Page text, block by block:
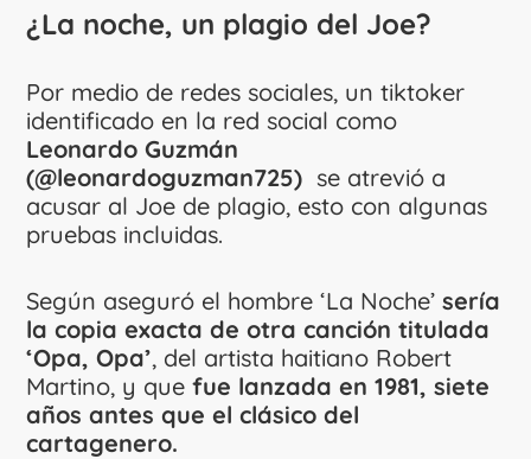
¿La noche, un plagio del Joe?
Por medio de redes sociales, un tiktoker
identificado en la red social como
Leonardo Guzmán
(@leonardoguzman725) se atrevió a
acusar al Joe de plagio, esto con algunas
pruebas incluidas.
Según aseguró el hombre ‘La Noche’sería
la copia exacta de otra canción titulada
‘Opa, Opa’, del artista haitiano Robert
Martino, y que fue lanzada en 1981, siete
años antes que el clásico del
cartagenero.